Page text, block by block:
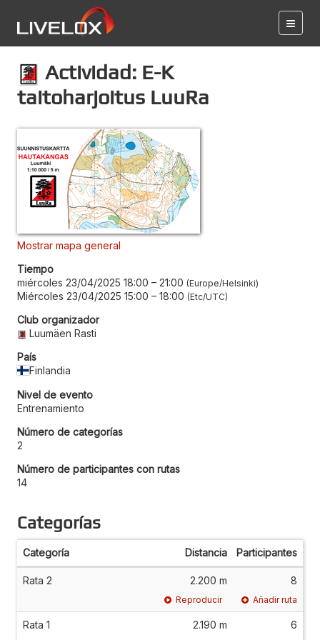
Actividad: E-K
taitoharjoitus LuuRa
Mostrar mapa general
Tiempo
miércoles 23/04/2025 18:00 – 21:00 Europe/Helsinki
Miércoles 23/04/2025 15:00 – 18:00 Etc/UTC
Club organizador
Luumäen Rasti
País
Finlandia
Nivel de evento
Entrenamiento
Número de categorías
2
Número de participantes con rutas
14
Categorías
Categoría Distancia Participantes
Rata 2 2.200 m 8
Reproducir Añadir ruta
Rata 1 2.190 m 6